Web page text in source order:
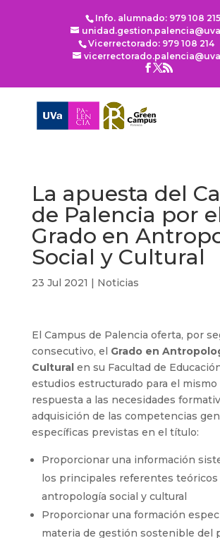
Info. alumnado: 979 108 215
Vicerrectorado: 979 108 214
La apuesta del
de Palencia por
Grado en
Social y Cultural
23 Jul 2021 | Noticias
El Campus de Palencia oferta, por
consecutivo, el Grado en
Cultural en su Facultad de
estudios estructurado para el mismo
respuesta a las necesidades
adquisición de las competencias
específicas previstas en el título:
Proporcionar una información
los principales referentes teóricos
antropología social y cultural
Proporcionar una formación
materia de gestión sostenible del